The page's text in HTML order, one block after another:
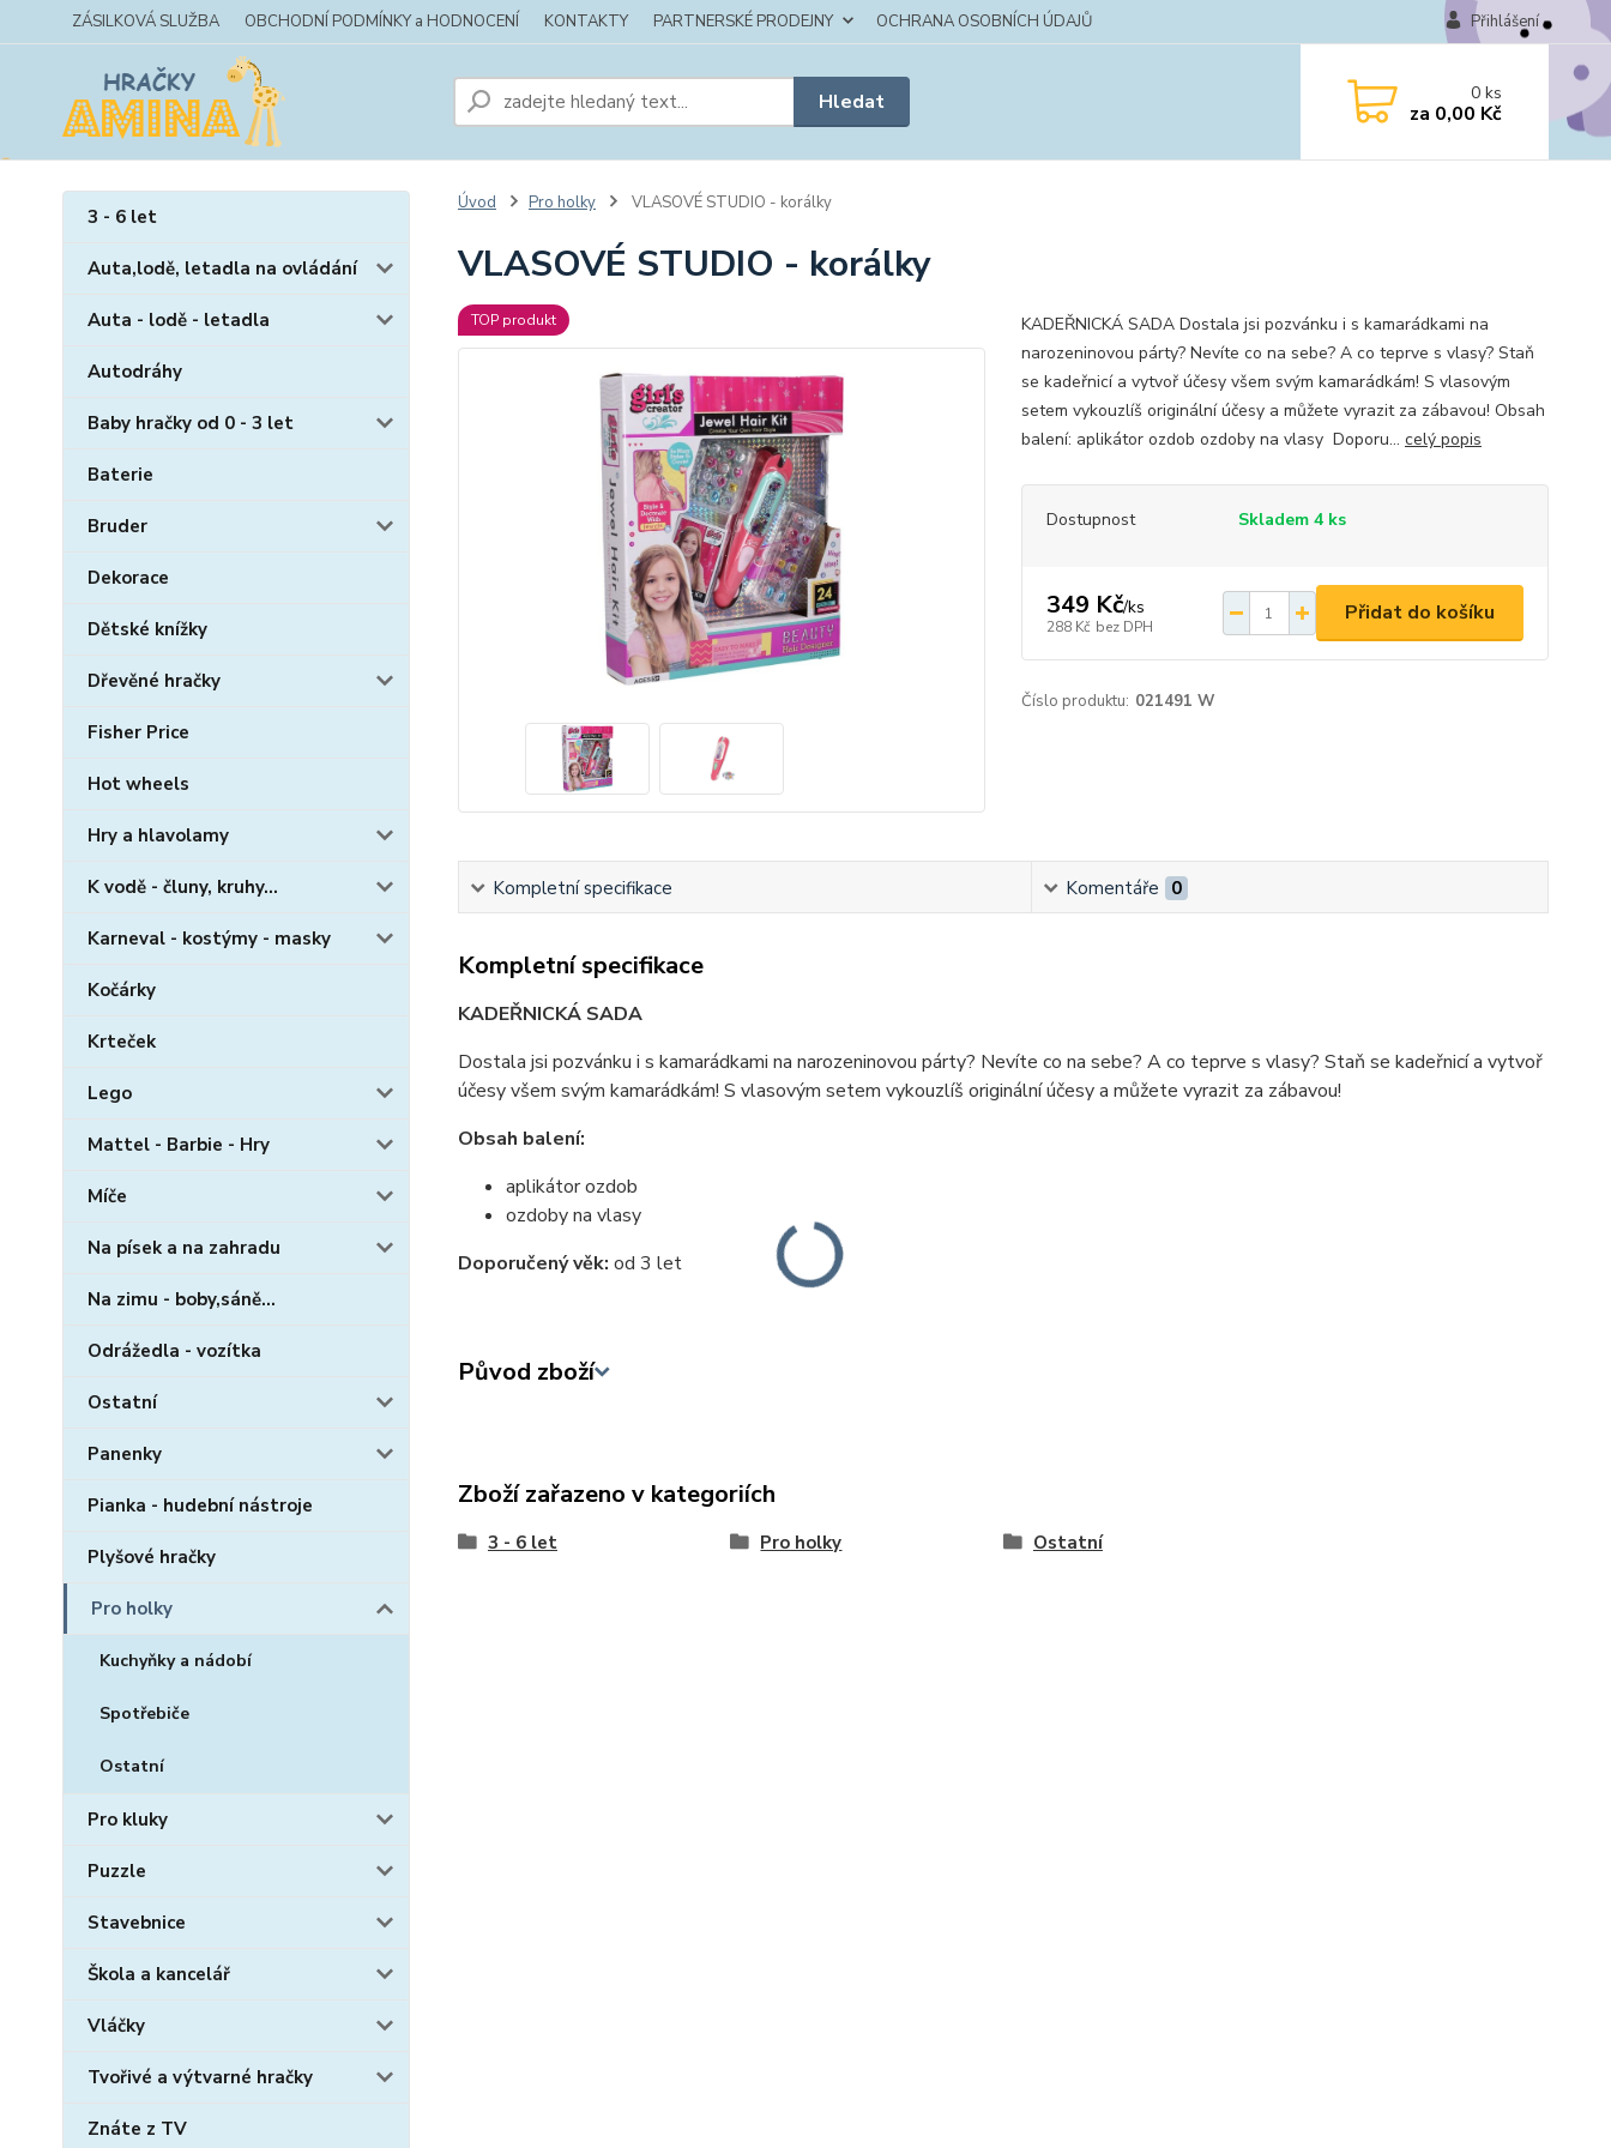
ZÁSILKOVÁ SLUŽBA OBCHODNÍ PODMÍNKY a HODNOCENÍ KONTAKTY PARTNERSKÉ PRODEJNY OCHRANA OSOBNÍCH ÚDAJŮ Přihlášení
Hledat 0ks
za 0,00 Kč
3 - 6 let
Auta,lodě, letadla na ovládání
Auta - lodě - letadla
Autodráhy
Baby hračky od 0 - 3 let
Baterie
Bruder
Dekorace
Dětské knížky
Dřevěné hračky
Fisher Price
Hot wheels
Hry a hlavolamy
K vodě - čluny, kruhy...
Karneval - kostýmy - masky
Kočárky
Krteček
Lego
Mattel - Barbie - Hry
Míče
Na písek a na zahradu
Na zimu - boby,sáně...
Odrážedla - vozítka
Ostatní
Panenky
Pianka - hudební nástroje
Plyšové hračky
Pro holky
Kuchyňky a nádobí
Spotřebiče
Ostatní
Pro kluky
Puzzle
Stavebnice
Škola a kancelář
Vláčky
Tvořivé a výtvarné hračky
Znáte z TV
Úvod Pro holky VLASOVÉ STUDIO - korálky
VLASOVÉ STUDIO - korálky
TOP produkt
KADEŘNICKÁ SADA Dostala jsi pozvánku i s kamarádkami na
narozeninovou párty? Nevíte co na sebe? A co teprve s vlasy? Staň
se kadeřnicí a vytvoř účesy všem svým kamarádkám! S vlasovým
setem vykouzlíš originální účesy a můžete vyrazit za zábavou! Obsah
balení: aplikátor ozdob ozdoby na vlasy Doporu... celý popis
Dostupnost Skladem 4 ks
349 Kč/ks
288 Kč bez DPH
Přidat do košíku
Číslo produktu: 021491 W
Kompletní specifikace Komentáře 0
Kompletní specifikace
KADEŘNICKÁ SADA
Dostala jsi pozvánku i s kamarádkami na narozeninovou párty? Nevíte co na sebe? A co teprve s vlasy? Staň se kadeřnicí a vytvoř
účesy všem svým kamarádkám! S vlasovým setem vykouzlíš originální účesy a můžete vyrazit za zábavou!
Obsah balení:
aplikátor ozdob
ozdoby na vlasy
Doporučený věk: od 3 let
Původ zboží
Zboží zařazeno v kategoriích
3 - 6 let Pro holky Ostatní